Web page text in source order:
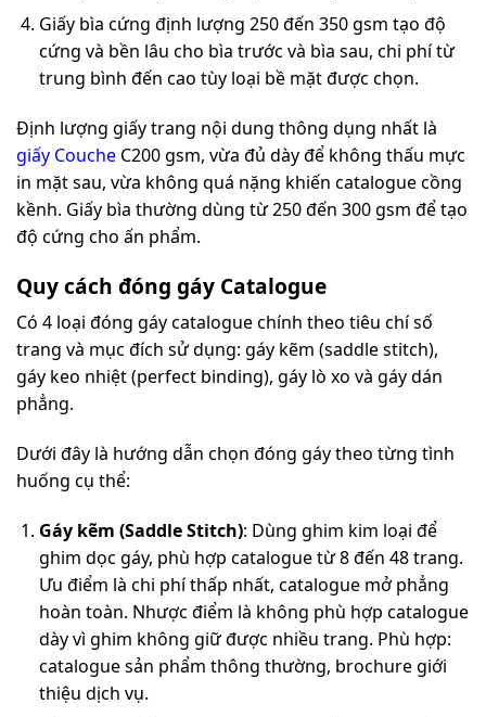
Giấy bìa cứng định lượng 250 đến 350 gsm tạo độ
cứng và bền lâu cho bìa trước và bìa sau, chi phí từ
trung bình đến cao tùy loại bề mặt được chọn.
Định lượng giấy trang nội dung thông dụng nhất là
giấy Couche C200 gsm, vừa đủ dày để không thấu mực
in mặt sau, vừa không quá nặng khiến catalogue cồng
kềnh. Giấy bìa thường dùng từ 250 đến 300 gsm để tạo
độ cứng cho ấn phẩm.
Quy cách đóng gáy Catalogue
Có 4 loại đóng gáy catalogue chính theo tiêu chí số
trang và mục đích sử dụng: gáy kẽm (saddle stitch),
gáy keo nhiệt (perfect binding), gáy lò xo và gáy dán
phẳng.
Dưới đây là hướng dẫn chọn đóng gáy theo từng tình
huống cụ thể:
Gáy kẽm (Saddle Stitch): Dùng ghim kim loại để
ghim dọc gáy, phù hợp catalogue từ 8 đến 48 trang.
Ưu điểm là chi phí thấp nhất, catalogue mở phẳng
hoàn toàn. Nhược điểm là không phù hợp catalogue
dày vì ghim không giữ được nhiều trang. Phù hợp:
catalogue sản phẩm thông thường, brochure giới
thiệu dịch vụ.